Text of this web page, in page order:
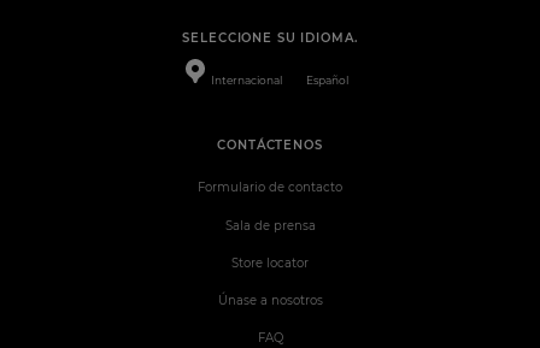
SELECCIONE SU IDIOMA.
Internacional Español
CONTÁCTENOS
Formulario de contacto
Sala de prensa
Store locator
Únase a nosotros
FAQ